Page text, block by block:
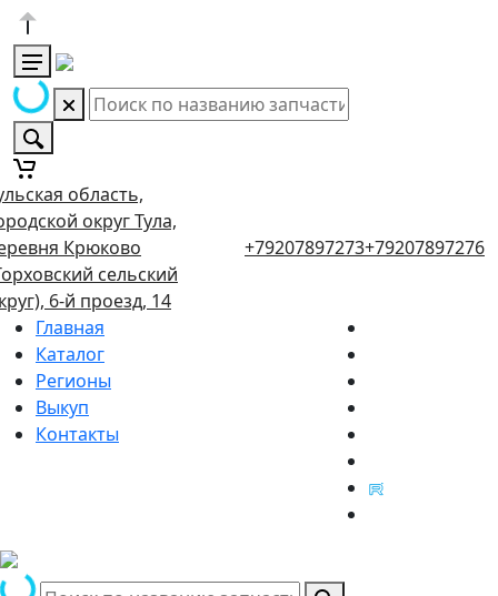
область,
округ Тула,
Крюково
сельский
6-й проезд, 14
+79207897273+79207897276
Главная
Каталог
Регионы
Выкуп
Контакты